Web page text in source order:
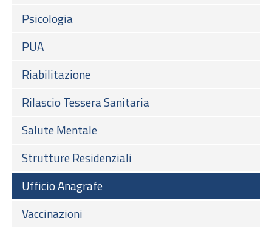
Psicologia
PUA
Riabilitazione
Rilascio Tessera Sanitaria
Salute Mentale
Strutture Residenziali
Ufficio Anagrafe
Vaccinazioni